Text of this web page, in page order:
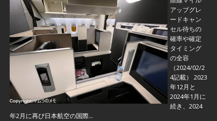
アップグレ
ードキャン
セル待ちの
確率や確定
タイミング
の全容
（2024/02/2
4記載） 2023
年12月と
2024年1月に
続き、2024
年2月に再び日本航空の国際...